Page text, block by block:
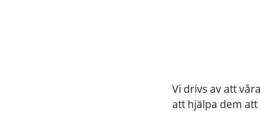
Vi drivs av att
att hjälpa dem